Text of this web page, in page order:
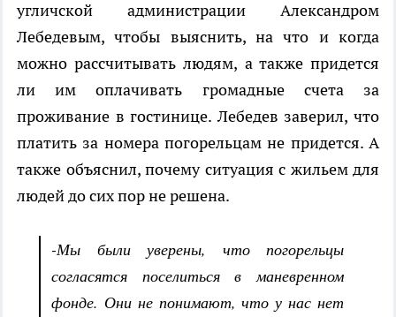
угличской администрации Александром
Лебедевым, чтобы выяснить, на что и когда
можно рассчитывать людям, а также придется
ли им оплачивать громадные счета за
проживание в гостинице. Лебедев заверил, что
платить за номера погорельцам не придется. А
также объяснил, почему ситуация с жильем для
людей до сих пор не решена.
-Мы были уверены, что погорельцы
согласятся поселиться в маневренном
фонде. Они не понимают, что у нас нет